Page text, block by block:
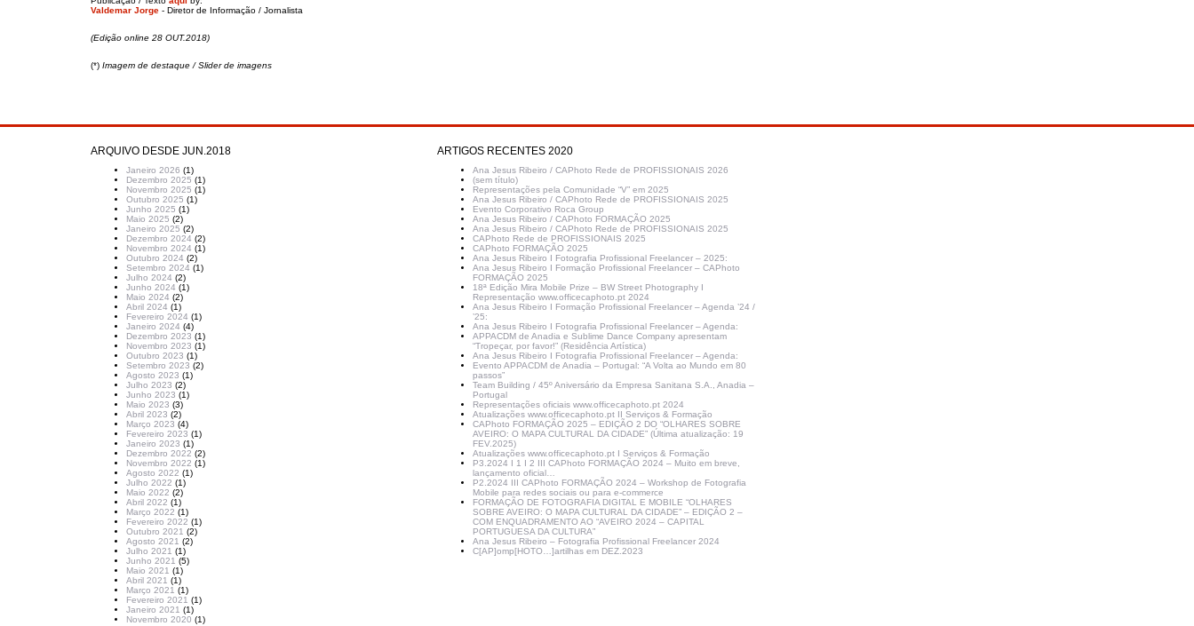
Valdemar Jorge - Diretor de Informação / Jornalista
(Edição online 28 OUT.2018)
(*) Imagem de destaque / Slider de imagens
ARQUIVO DESDE JUN.2018
Janeiro 2026 (1)
Dezembro 2025 (1)
Novembro 2025 (1)
Outubro 2025 (1)
Junho 2025 (1)
Maio 2025 (2)
Janeiro 2025 (2)
Dezembro 2024 (2)
Novembro 2024 (1)
Outubro 2024 (2)
Setembro 2024 (1)
Julho 2024 (2)
Junho 2024 (1)
Maio 2024 (2)
Abril 2024 (1)
Fevereiro 2024 (1)
Janeiro 2024 (4)
Dezembro 2023 (1)
Novembro 2023 (1)
Outubro 2023 (1)
Setembro 2023 (2)
Agosto 2023 (1)
Julho 2023 (2)
Junho 2023 (1)
Maio 2023 (3)
Abril 2023 (2)
Março 2023 (4)
Fevereiro 2023 (1)
Janeiro 2023 (1)
Dezembro 2022 (2)
Novembro 2022 (1)
Agosto 2022 (1)
Julho 2022 (1)
Maio 2022 (2)
Abril 2022 (1)
Março 2022 (1)
Fevereiro 2022 (1)
Outubro 2021 (2)
Agosto 2021 (2)
Julho 2021 (1)
Junho 2021 (5)
Maio 2021 (1)
Abril 2021 (1)
Março 2021 (1)
Fevereiro 2021 (1)
Janeiro 2021 (1)
Novembro 2020 (1)
ARTIGOS RECENTES 2020
Ana Jesus Ribeiro / CAPhoto Rede de PROFISSIONAIS 2026
(sem título)
Representações pela Comunidade “V” em 2025
Ana Jesus Ribeiro / CAPhoto Rede de PROFISSIONAIS 2025
Evento Corporativo Roca Group
Ana Jesus Ribeiro / CAPhoto FORMAÇÃO 2025
Ana Jesus Ribeiro / CAPhoto Rede de PROFISSIONAIS 2025
CAPhoto Rede de PROFISSIONAIS 2025
CAPhoto FORMAÇÃO 2025
Ana Jesus Ribeiro I Fotografia Profissional Freelancer – 2025:
Ana Jesus Ribeiro I Formação Profissional Freelancer – CAPhoto
FORMAÇÃO 2025
18ª Edição Mira Mobile Prize – BW Street Photography I
Representação www.officecaphoto.pt 2024
Ana Jesus Ribeiro I Formação Profissional Freelancer – Agenda ’24 /
’25:
Ana Jesus Ribeiro I Fotografia Profissional Freelancer – Agenda:
APPACDM de Anadia e Sublime Dance Company apresentam
“Tropeçar, por favor!” (Residência Artística)
Ana Jesus Ribeiro I Fotografia Profissional Freelancer – Agenda:
Evento APPACDM de Anadia – Portugal: “A Volta ao Mundo em 80
passos”
Team Building / 45º Aniversário da Empresa Sanitana S.A., Anadia –
Portugal
Representações oficiais www.officecaphoto.pt 2024
Atualizações www.officecaphoto.pt II Serviços & Formação
CAPhoto FORMAÇÃO 2025 – EDIÇÃO 2 DO “OLHARES SOBRE
AVEIRO: O MAPA CULTURAL DA CIDADE” (Última atualização: 19
FEV.2025)
Atualizações www.officecaphoto.pt I Serviços & Formação
P3.2024 I 1 I 2 III CAPhoto FORMAÇÃO 2024 – Muito em breve,
lançamento oficial…
P2.2024 III CAPhoto FORMAÇÃO 2024 – Workshop de Fotografia
Mobile para redes sociais ou para e-commerce
FORMAÇÃO DE FOTOGRAFIA DIGITAL E MOBILE “OLHARES
SOBRE AVEIRO: O MAPA CULTURAL DA CIDADE” – EDIÇÃO 2 –
COM ENQUADRAMENTO AO “AVEIRO 2024 – CAPITAL
PORTUGUESA DA CULTURA”
Ana Jesus Ribeiro – Fotografia Profissional Freelancer 2024
C[AP]omp[HOTO…]artilhas em DEZ.2023